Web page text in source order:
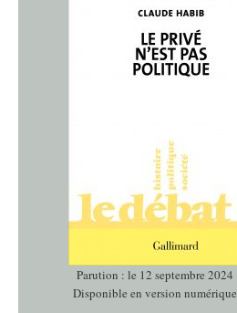
Parution : le 12 septembre 2024
Disponible en version numérique